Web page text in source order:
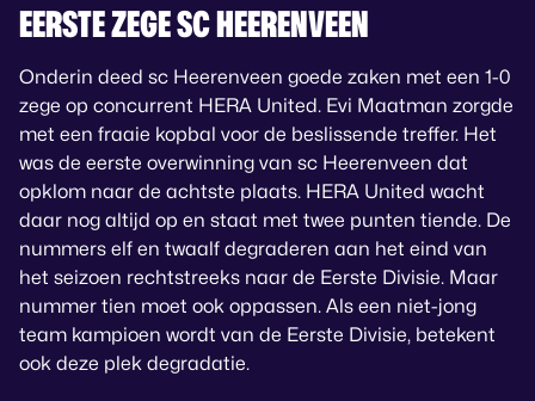
EERSTE ZEGE SC HEERENVEEN
Onderin deed sc Heerenveen goede zaken met een 1-0
zege op concurrent HERA United. Evi Maatman zorgde
met een fraaie kopbal voor de beslissende treffer. Het
was de eerste overwinning van sc Heerenveen dat
opklom naar de achtste plaats. HERA United wacht
daar nog altijd op en staat met twee punten tiende. De
nummers elf en twaalf degraderen aan het eind van
het seizoen rechtstreeks naar de Eerste Divisie. Maar
nummer tien moet ook oppassen. Als een niet-jong
team kampioen wordt van de Eerste Divisie, betekent
ook deze plek degradatie.